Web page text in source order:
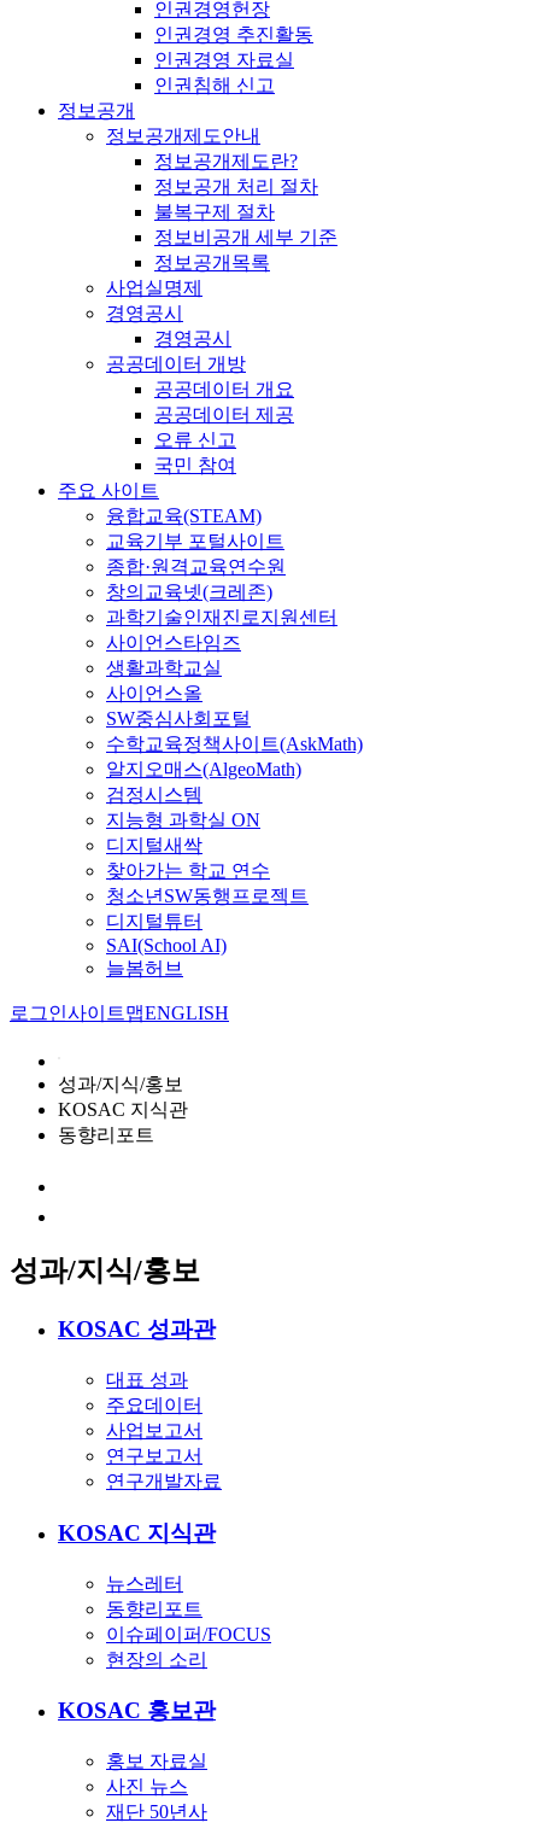
인권경영헌장
인권경영 추진활동
인권경영 자료실
인권침해 신고
정보공개
정보공개제도안내
정보공개제도란?
정보공개 처리 절차
불복구제 절차
정보비공개 세부 기준
정보공개목록
사업실명제
경영공시
경영공시
공공데이터 개방
공공데이터 개요
공공데이터 제공
오류 신고
국민 참여
주요 사이트
융합교육(STEAM)
교육기부 포털사이트
종합·원격교육연수원
창의교육넷(크레존)
과학기술인재진로지원센터
사이언스타임즈
생활과학교실
사이언스올
SW중심사회포털
수학교육정책사이트(AskMath)
알지오매스(AlgeoMath)
검정시스템
지능형 과학실 ON
디지털새싹
찾아가는 학교 연수
청소년SW동행프로젝트
디지털튜터
SAI(School AI)
늘봄허브
로그인사이트맵ENGLISH
성과/지식/홍보
KOSAC 지식관
동향리포트
성과/지식/홍보
KOSAC 성과관
대표 성과
주요데이터
사업보고서
연구보고서
연구개발자료
KOSAC 지식관
뉴스레터
동향리포트
이슈페이퍼/FOCUS
현장의 소리
KOSAC 홍보관
홍보 자료실
사진 뉴스
재단 50년사